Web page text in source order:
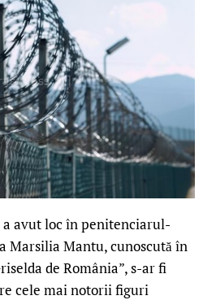
avut loc în penitenciarul-
Marsilia Mantu, cunoscută în
de România”, s-ar fi
cele mai notorii figuri